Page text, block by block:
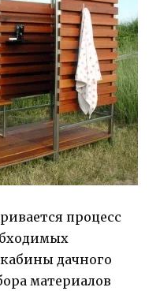
процесс
дачного
материалов